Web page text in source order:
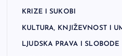
KRIZE I SUKOBI
KULTURA, KNJIŽEVNOST I
LJUDSKA PRAVA I SLOBODE